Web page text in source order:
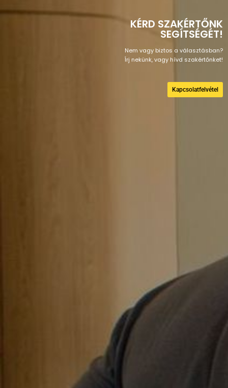
KÉRD SZAKÉRTŐNK
SEGÍTSÉGÉT!
Nem vagy biztos a választásban?
Írj nekünk, vagy hívd szakértőnket!
Kapcsolatfelvétel